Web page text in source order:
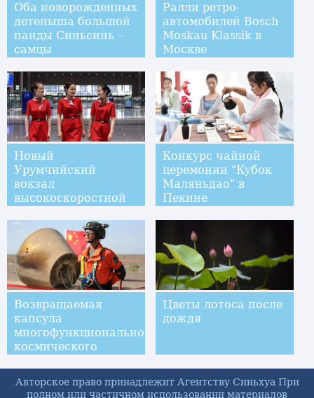
Оба новорожденных
детеныша большой
панды Синьсинь --
самцы
Ралли ретро-
автомобилей Bosch
Moskau Klassik в
Москве
Новый
Урумчийский
вокзал
высокоскоростной
скоро заработает в
тестовом режиме
Конкурс чайной
церемонии "Кубок
Маляньдао" в
Пекине
Возвращаемая
капсула
многофункционального
космического
Цзюцюаньский
Цветы лотоса после
дождя
Авторское право принадлежит Агентству Синьхуа При
полном или частичном использовании материалов